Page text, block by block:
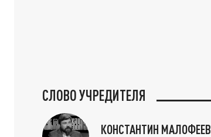
СЛОВО УЧРЕДИТЕЛЯ
КОНСТАНТИН МАЛОФЕЕВ